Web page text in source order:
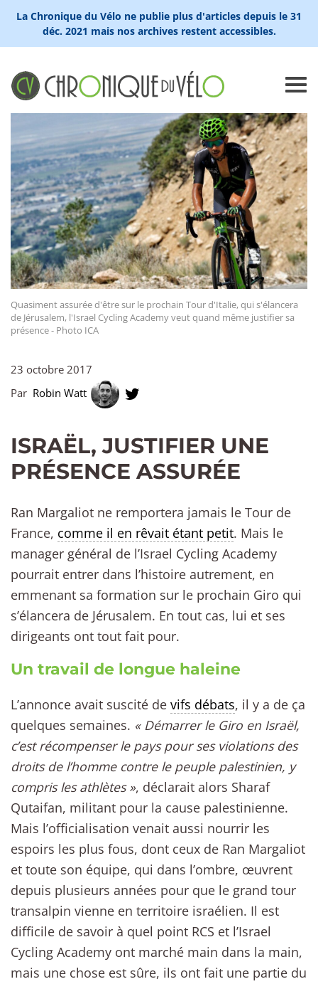
La Chronique du Vélo ne publie plus d'articles depuis le 31
déc. 2021 mais nos archives restent accessibles.
Quasiment assurée d'être sur le prochain Tour d'Italie, qui s'élancera
de Jérusalem, l'Israel Cycling Academy veut quand même justifier sa
présence - Photo ICA
23 octobre 2017
Par Robin Watt
ISRAËL, JUSTIFIER UNE
PRÉSENCE ASSURÉE
Ran Margaliot ne remportera jamais le Tour de
France, comme il en rêvait étant petit. Mais le
manager général de l’Israel Cycling Academy
pourrait entrer dans l’histoire autrement, en
emmenant sa formation sur le prochain Giro qui
s’élancera de Jérusalem. En tout cas, lui et ses
dirigeants ont tout fait pour.
Un travail de longue haleine
L’annonce avait suscité de vifs débats, il y a de ça
quelques semaines. « Démarrer le Giro en Israël,
c’est récompenser le pays pour ses violations des
droits de l’homme contre le peuple palestinien, y
compris les athlètes », déclarait alors Sharaf
Qutaifan, militant pour la cause palestinienne.
Mais l’officialisation venait aussi nourrir les
espoirs les plus fous, dont ceux de Ran Margaliot
et toute son équipe, qui dans l’ombre, œuvrent
depuis plusieurs années pour que le grand tour
transalpin vienne en territoire israélien. Il est
difficile de savoir à quel point RCS et l’Israel
Cycling Academy ont marché main dans la main,
mais une chose est sûre, ils ont fait une partie du